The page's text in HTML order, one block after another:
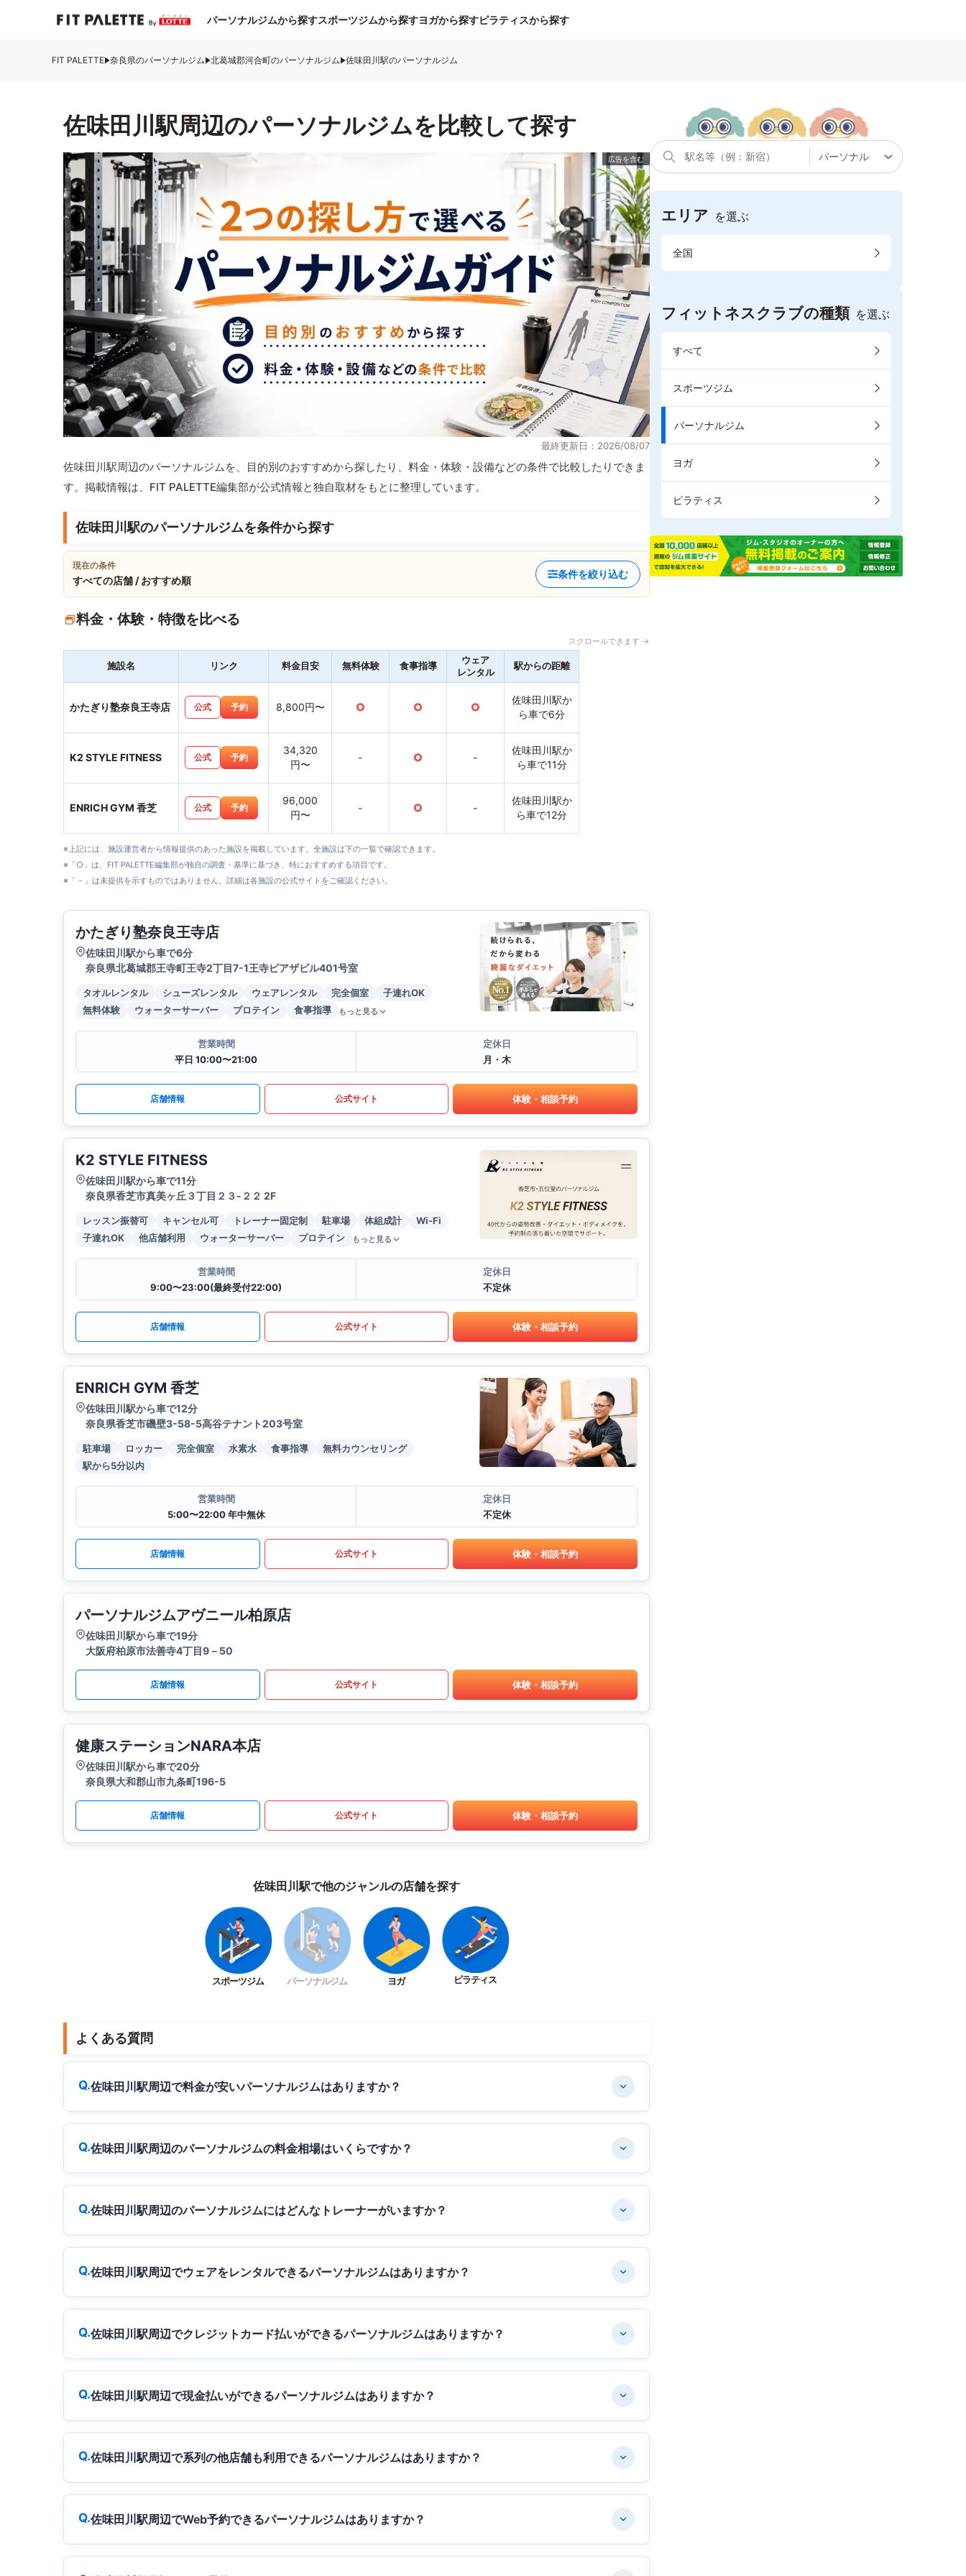
パーソナルジムから探すスポーツジムから探すヨガから探すピラティスから探す
FIT PALETTE 奈良県のパーソナルジム 北葛城郡河合町のパーソナルジム 佐味田川駅のパーソナルジム
佐味田川駅周辺のパーソナルジムを比較して探す
最終更新日：2026/08/07
佐味田川駅周辺のパーソナルジムを、目的別のおすすめから探したり、料金・体験・設備などの条件で比較したりできま
す。掲載情報は、FIT PALETTE編集部が公式情報と独自取材をもとに整理しています。
佐味田川駅のパーソナルジムを条件から探す
現在の条件
すべての店舗 / おすすめ順
条件を絞り込む
料金・体験・特徴を比べる
スクロールできます →
施設名 リンク 料金目安 無料体験 食事指導
ウェア
レンタル
駅からの距離
かたぎり塾奈良王寺店 公式 予約 8,800円〜 ○ ○ ○
佐味田川駅か
ら車で6分
K2 STYLE FITNESS 公式 予約
34,320
円〜
- ○ -
佐味田川駅か
ら車で11分
ENRICH GYM 香芝 公式 予約
96,000
円〜
- ○ -
佐味田川駅か
ら車で12分
※上記には、施設運営者から情報提供のあった施設を掲載しています。全施設は下の一覧で確認できます。
※「○」は、FIT PALETTE編集部が独自の調査・基準に基づき、特におすすめする項目です。
※「－」は未提供を示すものではありません。詳細は各施設の公式サイトをご確認ください。
かたぎり塾奈良王寺店
佐味田川駅から車で6分
奈良県北葛城郡王寺町王寺2丁目7-1王寺ピアザビル401号室
タオルレンタル シューズレンタル ウェアレンタル 完全個室
子連れOK
無料体験
ウォーターサーバー プロテイン 食事指導 もっと見る
営業時間
平日 10:00〜21:00
定休日
月・木
店舗情報 公式サイト 体験・相談予約
K2 STYLE FITNESS
佐味田川駅から車で11分
奈良県香芝市真美ヶ丘３丁目２３-２２ 2F
レッスン振替可 キャンセル可 トレーナー固定制 駐車場 体組成計
Wi-Fi
子連れOK
他店舗利用 ウォーターサーバー プロテイン もっと見る
営業時間
9:00〜23:00(最終受付22:00)
定休日
不定休
店舗情報 公式サイト 体験・相談予約
ENRICH GYM 香芝
佐味田川駅から車で12分
奈良県香芝市磯壁3-58-5高谷テナント203号室
駐車場 ロッカー 完全個室 水素水 食事指導
無料カウンセリング
駅から5分以内
営業時間
5:00〜22:00 年中無休
定休日
不定休
店舗情報 公式サイト 体験・相談予約
パーソナルジムアヴニール柏原店
佐味田川駅から車で19分
大阪府柏原市法善寺4丁目9－50
店舗情報 公式サイト 体験・相談予約
健康ステーションNARA本店
佐味田川駅から車で20分
奈良県大和郡山市九条町196-5
店舗情報 公式サイト 体験・相談予約
佐味田川駅で他のジャンルの店舗を探す
スポーツジム パーソナルジム ヨガ ピラティス
よくある質問
佐味田川駅周辺で料金が安いパーソナルジムはありますか？
佐味田川駅周辺のパーソナルジムの料金相場はいくらですか？
佐味田川駅周辺のパーソナルジムにはどんなトレーナーがいますか？
佐味田川駅周辺でウェアをレンタルできるパーソナルジムはありますか？
佐味田川駅周辺でクレジットカード払いができるパーソナルジムはありますか？
佐味田川駅周辺で現金払いができるパーソナルジムはありますか？
佐味田川駅周辺で系列の他店舗も利用できるパーソナルジムはありますか？
佐味田川駅周辺でWeb予約できるパーソナルジムはありますか？
エリア を選ぶ
全国
フィットネスクラブの種類 を選ぶ
すべて
スポーツジム
パーソナルジム
ヨガ
ピラティス